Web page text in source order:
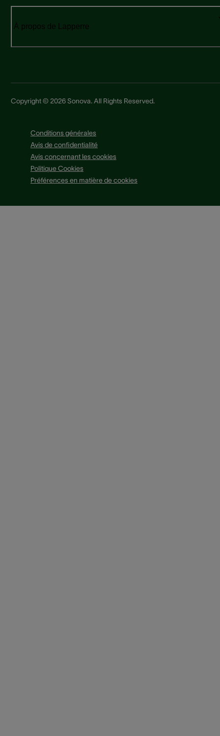
À propos de Lapperre
Copyright © 2026 Sonova. All Rights Reserved.
Conditions générales
Avis de confidentialité
Avis concernant les cookies
Politique Cookies
Préférences en matière de cookies